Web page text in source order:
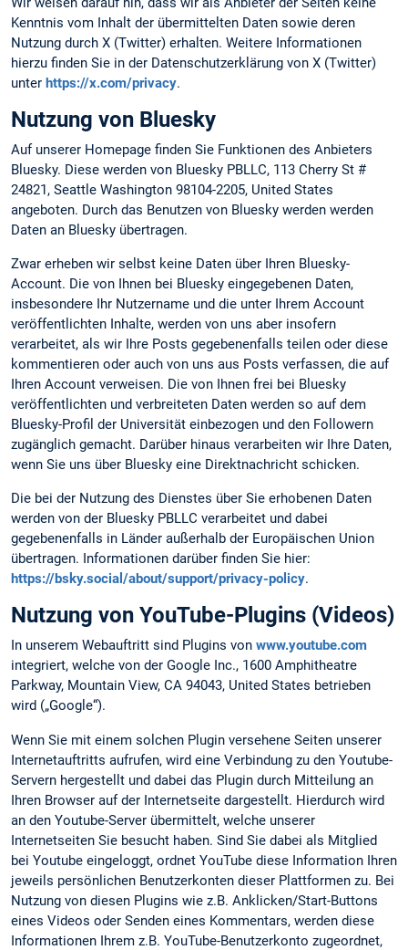
Kenntnis vom Inhalt der übermittelten Daten sowie deren
Nutzung durch X (Twitter) erhalten. Weitere Informationen
hierzu finden Sie in der Datenschutzerklärung von X (Twitter)
unter https://x.com/privacy.
Nutzung von Bluesky
Auf unserer Homepage finden Sie Funktionen des Anbieters
Bluesky. Diese werden von Bluesky PBLLC, 113 Cherry St #
24821, Seattle Washington 98104-2205, United States
angeboten. Durch das Benutzen von Bluesky werden werden
Daten an Bluesky übertragen.
Zwar erheben wir selbst keine Daten über Ihren Bluesky-
Account. Die von Ihnen bei Bluesky eingegebenen Daten,
insbesondere Ihr Nutzername und die unter Ihrem Account
veröffentlichten Inhalte, werden von uns aber insofern
verarbeitet, als wir Ihre Posts gegebenenfalls teilen oder diese
kommentieren oder auch von uns aus Posts verfassen, die auf
Ihren Account verweisen. Die von Ihnen frei bei Bluesky
veröffentlichten und verbreiteten Daten werden so auf dem
Bluesky-Profil der Universität einbezogen und den Followern
zugänglich gemacht. Darüber hinaus verarbeiten wir Ihre Daten,
wenn Sie uns über Bluesky eine Direktnachricht schicken.
Die bei der Nutzung des Dienstes über Sie erhobenen Daten
werden von der Bluesky PBLLC verarbeitet und dabei
gegebenenfalls in Länder außerhalb der Europäischen Union
übertragen. Informationen darüber finden Sie hier:
https://bsky.social/about/support/privacy-policy.
Nutzung von YouTube-Plugins (Videos)
In unserem Webauftritt sind Plugins von www.youtube.com
integriert, welche von der Google Inc., 1600 Amphitheatre
Parkway, Mountain View, CA 94043, United States betrieben
wird („Google“).
Wenn Sie mit einem solchen Plugin versehene Seiten unserer
Internetauftritts aufrufen, wird eine Verbindung zu den Youtube-
Servern hergestellt und dabei das Plugin durch Mitteilung an
Ihren Browser auf der Internetseite dargestellt. Hierdurch wird
an den Youtube-Server übermittelt, welche unserer
Internetseiten Sie besucht haben. Sind Sie dabei als Mitglied
bei Youtube eingeloggt, ordnet YouTube diese Information Ihren
jeweils persönlichen Benutzerkonten dieser Plattformen zu. Bei
Nutzung von diesen Plugins wie z.B. Anklicken/Start-Buttons
eines Videos oder Senden eines Kommentars, werden diese
Informationen Ihrem z.B. YouTube-Benutzerkonto zugeordnet,